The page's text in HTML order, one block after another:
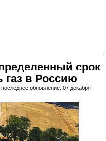
срок
газ в Россию
обновление: 07 декабря